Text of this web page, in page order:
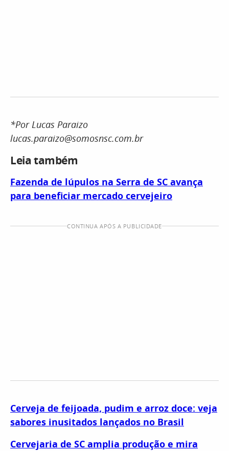
*Por Lucas Paraizo
lucas.paraizo@somosnsc.com.br
Leia também
Fazenda de lúpulos na Serra de SC avança
para beneficiar mercado cervejeiro
CONTINUA APÓS A PUBLICIDADE
Cerveja de feijoada, pudim e arroz doce: veja
sabores inusitados lançados no Brasil
Cervejaria de SC amplia produção e mira